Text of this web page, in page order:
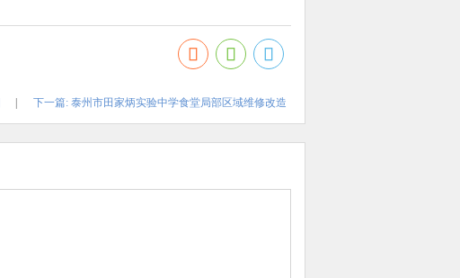
下一篇: 泰州市田家炳实验中学食堂局部区域维修改造